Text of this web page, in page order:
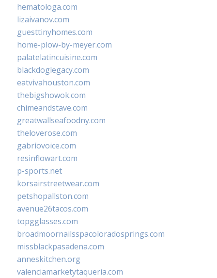
hematologa.com
lizaivanov.com
guesttinyhomes.com
home-plow-by-meyer.com
palatelatincuisine.com
blackdoglegacy.com
eatvivahouston.com
thebigshowok.com
chimeandstave.com
greatwallseafoodny.com
theloverose.com
gabriovoice.com
resinflowart.com
p-sports.net
korsairstreetwear.com
petshopallston.com
avenue26tacos.com
topgglasses.com
broadmoornailsspacoloradosprings.com
missblackpasadena.com
anneskitchen.org
valenciamarketytaqueria.com